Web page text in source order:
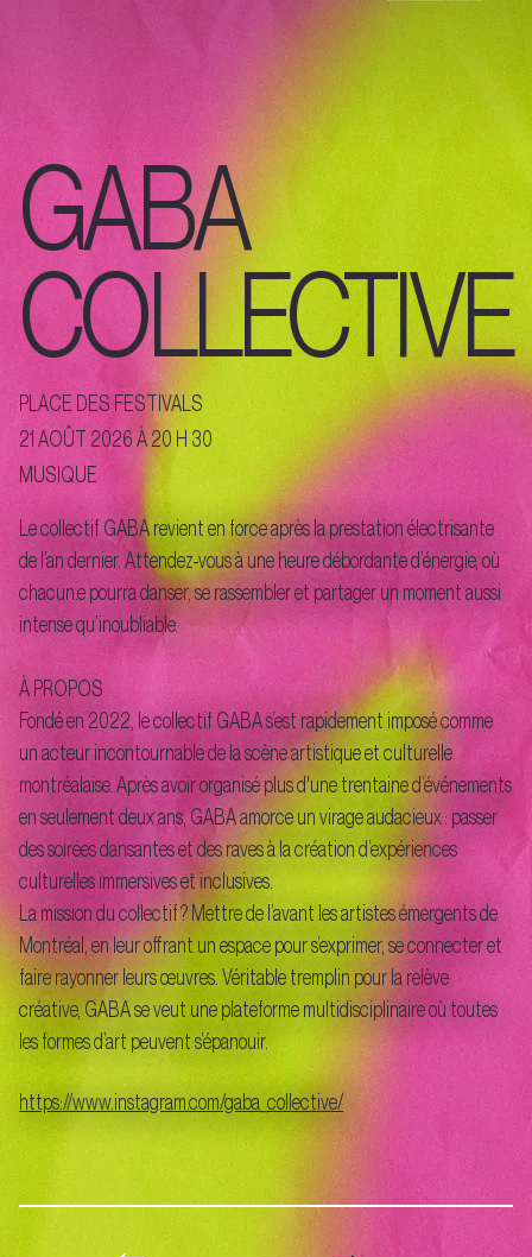
MUSIQUE
PLACE DES FESTIVALS
GABA
COLLECTIVE
Le collectif GABA revient en force après la prestation électrisante
de l’an dernier. Attendez-vous à une heure débordante d’énergie, où
chacun.e pourra danser, se rassembler et partager un moment aussi
intense qu’inoubliable.
À PROPOS
Fondé en 2022, le collectif GABA s’est rapidement imposé comme
un acteur incontournable de la scène artistique et culturelle
montréalaise. Après avoir organisé plus d'une trentaine d’événements
en seulement deux ans, GABA amorce un virage audacieux : passer
des soirées dansantes et des raves à la création d’expériences
culturelles immersives et inclusives.
La mission du collectif ? Mettre de l’avant les artistes émergents de
Montréal, en leur offrant un espace pour s’exprimer, se connecter et
faire rayonner leurs œuvres. Véritable tremplin pour la relève
créative, GABA se veut une plateforme multidisciplinaire où toutes
les formes d’art peuvent s’épanouir.
21 AOÛT 2026 À 20 H 30
https://www.instagram.com/gaba_collective/